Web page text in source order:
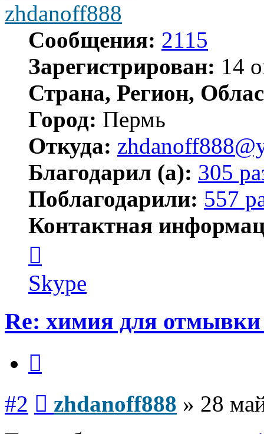
zhdanoff888
Сообщения: 2115
Зарегистрирован: 14
Страна, Регион,
Город: Пермь
Откуда:
Благодарил (а): 305
Поблагодарили: 557
Контактная
пользователя
zhdanoff888
Skype
Re: химия для отмывки
#2 zhdanoff888 » 28